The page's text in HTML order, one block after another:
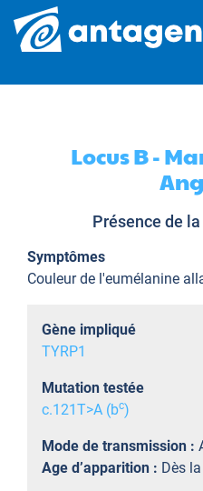
Locus B -
Présence de
Symptômes
Couleur de l'eumélanine
Gène impliqué
TYRP1
Mutation testée
c.121T>A (bc)
Mode de transmission :
Age d’apparition : Dès